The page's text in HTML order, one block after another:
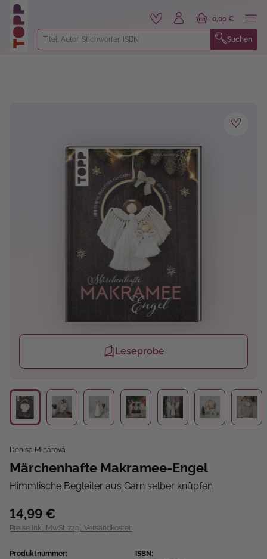
springen
Suchen
0,00 €
Leseprobe
Denisa Minárová
Märchenhafte Makramee-Engel
Himmlische Begleiter aus Garn selber knüpfen
14,99 €
Preise inkl. MwSt. zzgl. Versandkosten
Produktnummer:
ISBN: